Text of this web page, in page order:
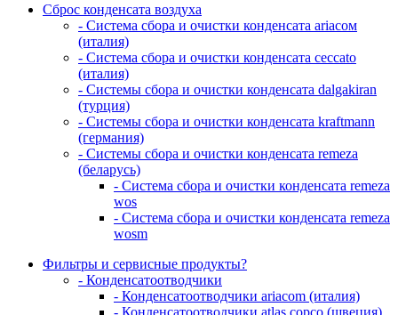
Сброс конденсата воздуха
- Система сбора и очистки конденсата ariacом
(италия)
- Система сбора и очистки конденсата ceccato
(италия)
- Системы сбора и очистки конденсата dalgakiran
(турция)
- Системы сбора и очистки конденсата kraftmann
(германия)
- Системы сбора и очистки конденсата remeza
(беларусь)
- Система сбора и очистки конденсата remeza
wos
- Система сбора и очистки конденсата remeza
wosm
Фильтры и сервисные продукты?
- Конденсатоотводчики
- Конденсатоотводчики ariacom (италия)
- Конденсатоотводчики atlas copco (швеция)